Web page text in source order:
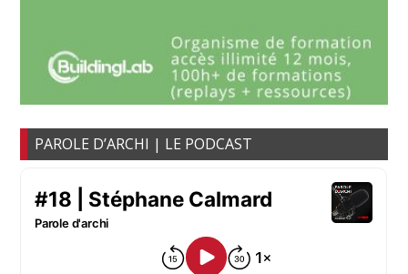
PAROLE D’ARCHI | LE PODCAST